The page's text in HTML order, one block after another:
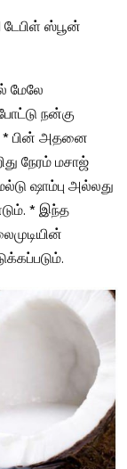
ஸ்பூன்
மேலே
நன்கு
பின் அதனை
நேரம் மசாஜ்
ஷாம்பு அல்லது
* இந்த